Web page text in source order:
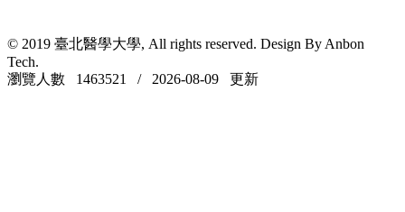
© 2019 臺北醫學大學, All rights reserved. Design By Anbon
Tech.
瀏覽人數 1463521 / 2026-08-09 更新